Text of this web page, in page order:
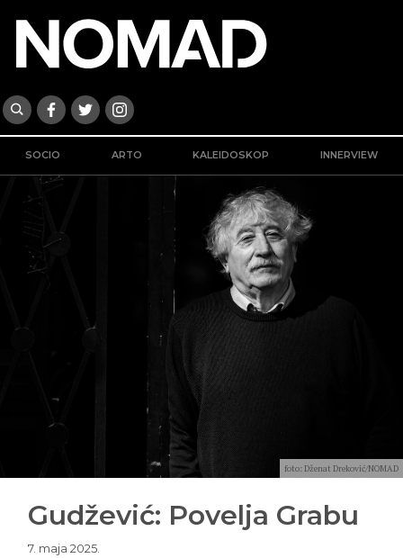
SOCIO ARTO KALEIDOSKOP INNERVIEW
foto: Dženat Dreković/NOMAD
Gudžević: Povelja Grabu
7. maja 2025.